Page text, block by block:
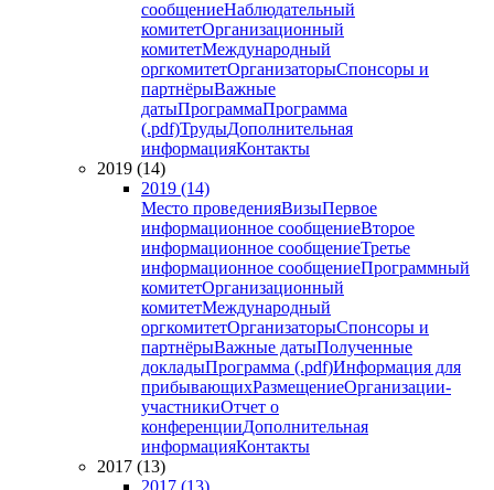
сообщениеНаблюдательный
комитетОрганизационный
комитетМеждународный
оргкомитетОрганизаторыСпонсоры и
партнёрыВажные
датыПрограммаПрограмма
(.pdf)ТрудыДополнительная
информацияКонтакты
2019 (14)
2019 (14)
Место проведенияВизыПервое
информационное сообщениеВторое
информационное сообщениеТретье
информационное сообщениеПрограммный
комитетОрганизационный
комитетМеждународный
оргкомитетОрганизаторыСпонсоры и
партнёрыВажные датыПолученные
докладыПрограмма (.pdf)Информация для
прибывающихРазмещениеОрганизации-
участникиОтчет о
конференцииДополнительная
информацияКонтакты
2017 (13)
2017 (13)